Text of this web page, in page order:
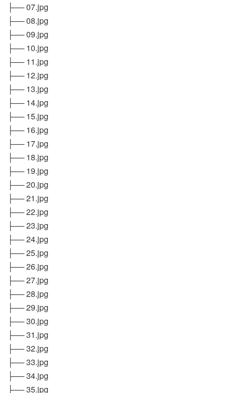
├── 07.jpg
├── 08.jpg
├── 09.jpg
├── 10.jpg
├── 11.jpg
├── 12.jpg
├── 13.jpg
├── 14.jpg
├── 15.jpg
├── 16.jpg
├── 17.jpg
├── 18.jpg
├── 19.jpg
├── 20.jpg
├── 21.jpg
├── 22.jpg
├── 23.jpg
├── 24.jpg
├── 25.jpg
├── 26.jpg
├── 27.jpg
├── 28.jpg
├── 29.jpg
├── 30.jpg
├── 31.jpg
├── 32.jpg
├── 33.jpg
├── 34.jpg
├── 35.jpg